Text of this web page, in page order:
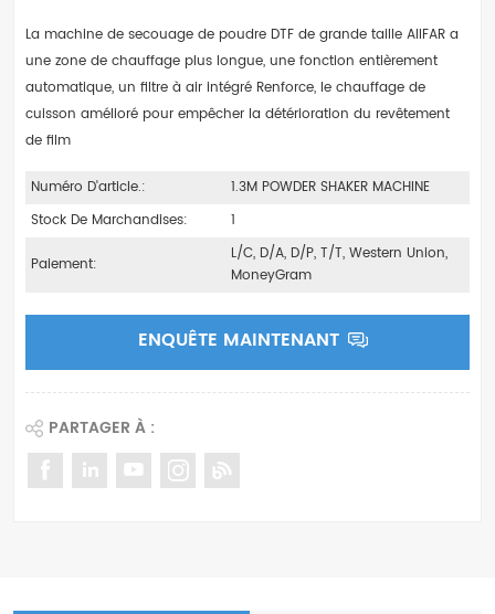
La machine de secouage de poudre DTF de grande taille AIIFAR a
une zone de chauffage plus longue, une fonction entièrement
automatique, un filtre à air intégré Renforce, le chauffage de
cuisson amélioré pour empêcher la détérioration du revêtement
de film
Numéro D'article.:
1.3M POWDER SHAKER MACHINE
Stock De Marchandises:
1
Paiement:
L/C, D/A, D/P, T/T, Western Union,
MoneyGram
ENQUÊTE MAINTENANT
PARTAGER À :